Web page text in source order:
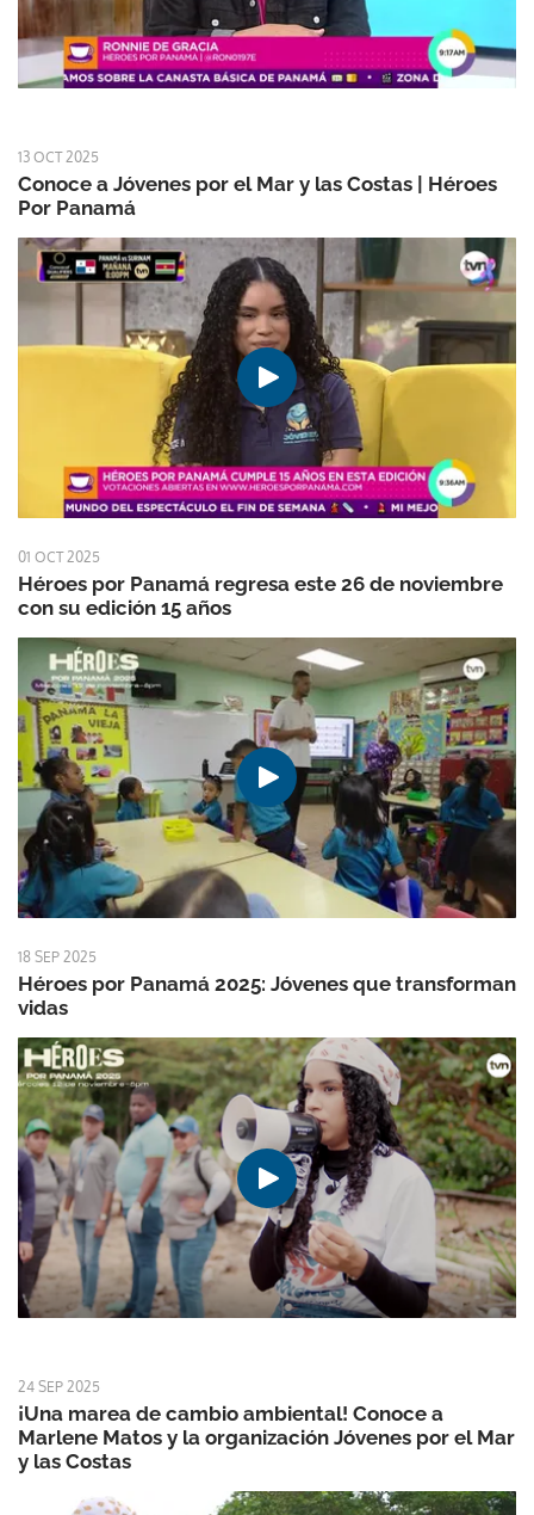
13 OCT 2025
Conoce a Jóvenes por el Mar y las Costas | Héroes
Por Panamá
01 OCT 2025
Héroes por Panamá regresa este 26 de noviembre
con su edición 15 años
18 SEP 2025
Héroes por Panamá 2025: Jóvenes que transforman
vidas
24 SEP 2025
¡Una marea de cambio ambiental! Conoce a
Marlene Matos y la organización Jóvenes por el Mar
y las Costas